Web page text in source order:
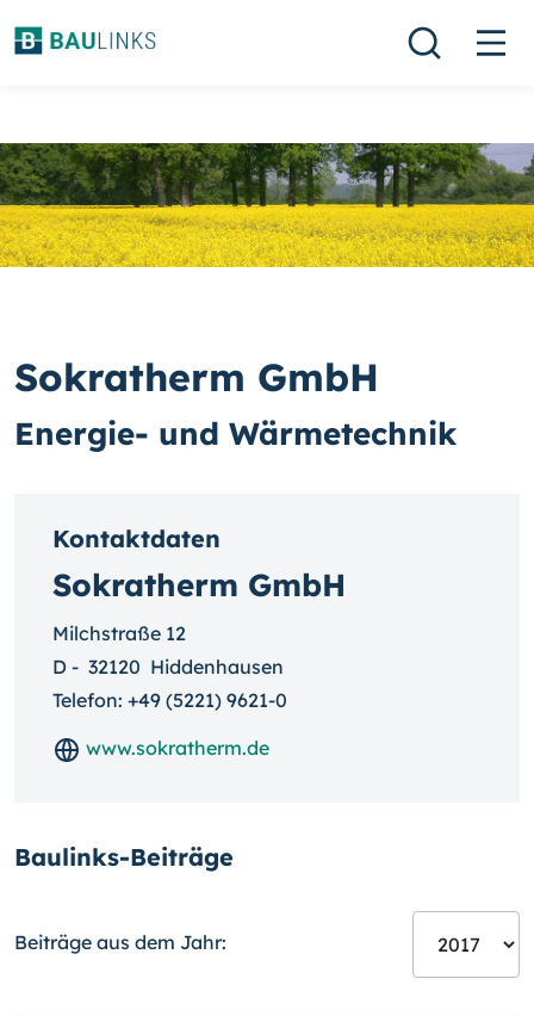
Sokratherm GmbH
Energie- und Wärmetechnik
Kontaktdaten
Sokratherm GmbH
Milchstraße 12
D - 32120 Hiddenhausen
Telefon: +49 (5221) 9621-0
www.sokratherm.de
Baulinks-Beiträge
Beiträge aus dem Jahr: